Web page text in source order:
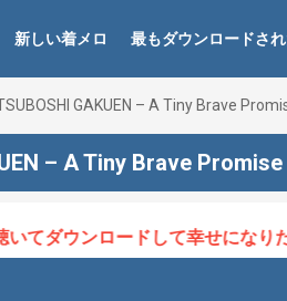
新しい着メロ 最もダウンロードさ
GAKUEN – A Tiny Brave
– A Tiny Brave
ウンロードして幸せになりたい